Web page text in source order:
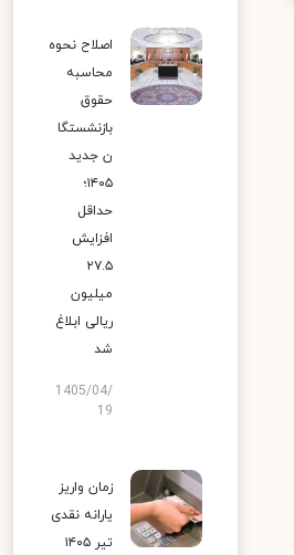
اصلاح نحوه
محاسبه
حقوق
بازنشستگا
ن جدید
۱۴۰۵؛
حداقل
افزایش
۲۷.۵
میلیون
ریالی ابلاغ
شد
1405/04/
19
زمان واریز
یارانه نقدی
تیر ۱۴۰۵